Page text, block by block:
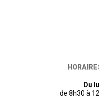
Du
de 8h30 à